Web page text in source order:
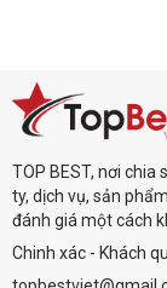
TOP BEST, nơi chia
ty, dịch vụ, sản
đánh giá một cách
Chinh xác - Khách